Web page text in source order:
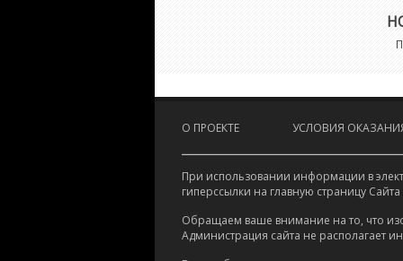
О ПРОЕКТЕ УСЛОВИЯ
При использовании информации в
гиперссылки на главную страницу
Обращаем ваше внимание на то, что
Администрация сайта не располагает